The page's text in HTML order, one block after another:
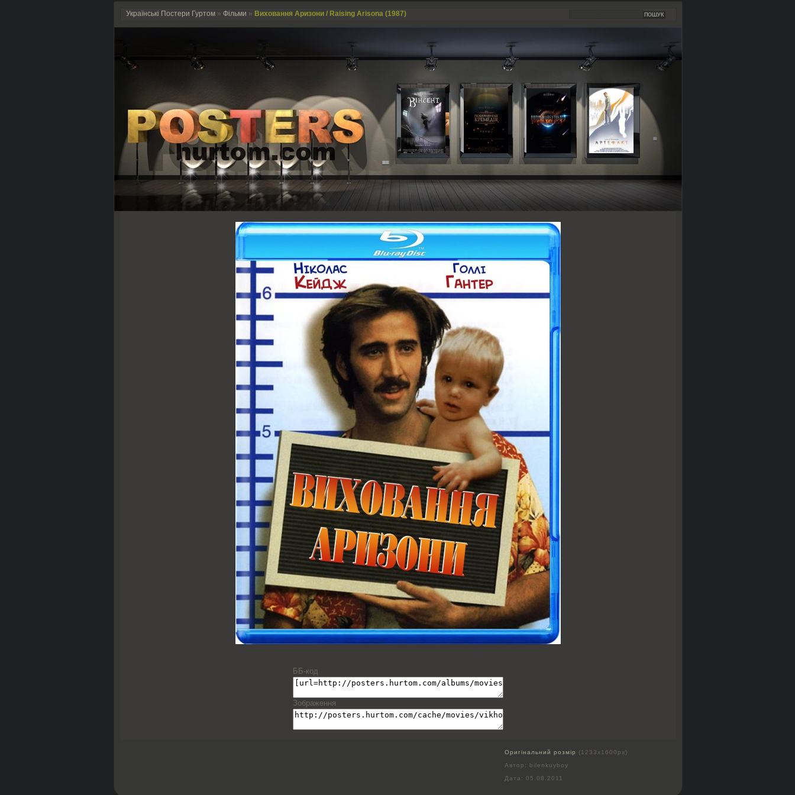
Українські Постери Гуртом » Фільми » Виховання Аризони / Raising Arisona (1987)
ББ-код
Зображення
Оригінальний розмір
(1233x1600px)
Автор: bilenkuyboy
Дата: 05.08.2011